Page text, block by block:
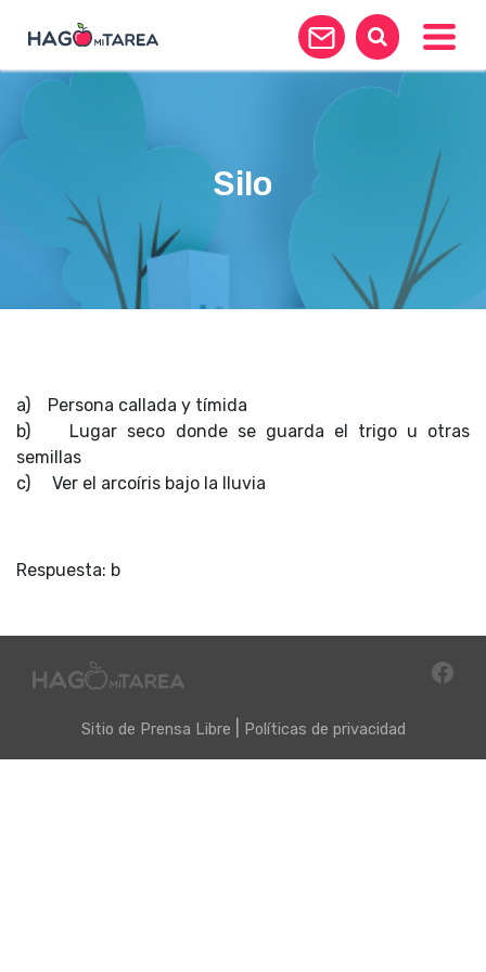
Silo
a) Persona callada y tímida
b) Lugar seco donde se guarda el trigo u otras
semillas
c) Ver el arcoíris bajo la lluvia
Respuesta: b
Sitio de Prensa Libre Políticas de privacidad